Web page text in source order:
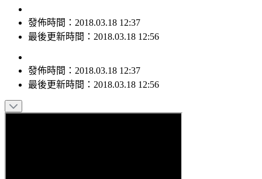
發佈時間：2018.03.18 12:37
最後更新時間：2018.03.18 12:56
發佈時間： 2018.03.18 12:37
最後更新時間： 2018.03.18 12:56